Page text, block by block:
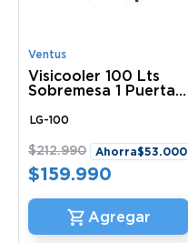
Ventus
Visicooler 100 Lts
Sobremesa 1 Puerta
LG-100
$212.990 Ahorra$53.000
$159.990